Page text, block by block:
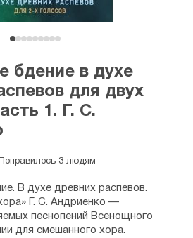
бдение в духе
для двух
1. Г. С.
Понравилось 3 людям
В духе древних распевов.
Г. С. Андриенко —
песнопений Всенощного
для смешанного хора.